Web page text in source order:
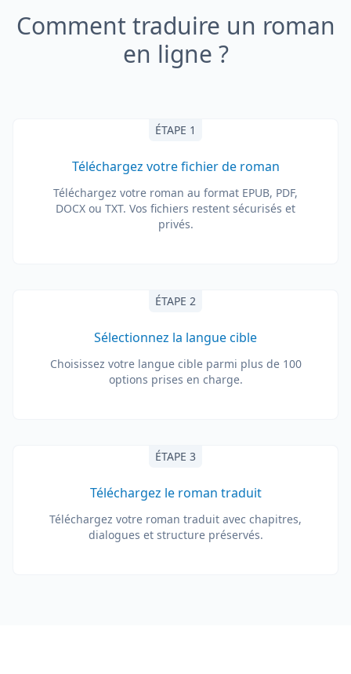
Comment traduire un roman
en ligne ?
ÉTAPE 1
Téléchargez votre fichier de roman
Téléchargez votre roman au format EPUB, PDF,
DOCX ou TXT. Vos fichiers restent sécurisés et
privés.
ÉTAPE 2
Sélectionnez la langue cible
Choisissez votre langue cible parmi plus de 100
options prises en charge.
ÉTAPE 3
Téléchargez le roman traduit
Téléchargez votre roman traduit avec chapitres,
dialogues et structure préservés.